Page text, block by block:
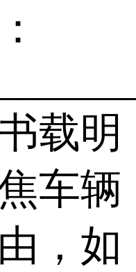
载明
车辆
，如